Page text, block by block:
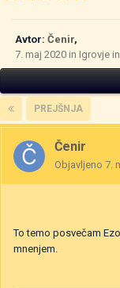
Avtor: Čenir,
7. maj 2020 in Igrovje
PREJŠNJA
Čenir
Objavljeno 7.
To temo posvečam
mnenjem.